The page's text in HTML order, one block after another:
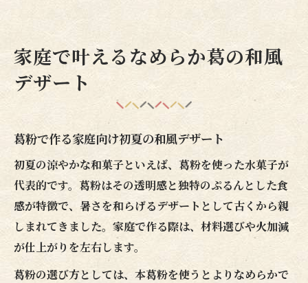
家庭で叶えるなめらか葛の和風
デザート
葛粉で作る家庭向け初夏の和風デザート
初夏の涼やかな和菓子といえば、葛粉を使った水菓子が
代表的です。葛粉はその透明感と独特のぷるんとした食
感が特徴で、暑さを和らげるデザートとして古くから親
しまれてきました。家庭で作る際は、材料選びや火加減
が仕上がりを左右します。
葛粉の選び方としては、本葛粉を使うとよりなめらかで